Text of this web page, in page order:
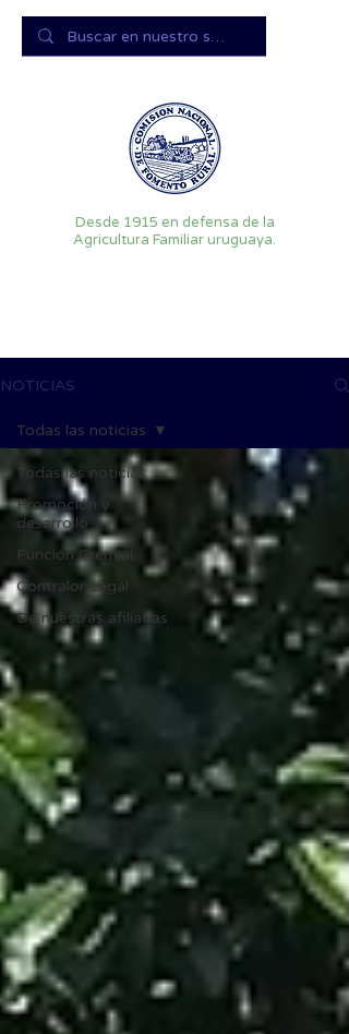
Desde 1915 en defensa de la
Agricultura Familiar uruguaya.
NOTICIAS
Todas las noticias
Promoción y
desarrollo
Función Gremial
Contralor Legal
De nuestras afiliadas
Todas las noticias